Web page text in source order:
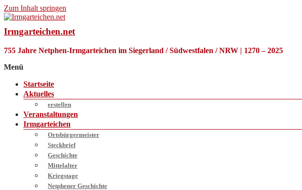
Zum Inhalt springen
Irmgarteichen.net
755 Jahre Netphen-Irmgarteichen im Siegerland / Südwestfalen / NRW | 1270 – 2025
Menü
Startseite
Aktuelles
erstellen
Veranstaltungen
Irmgarteichen
Ortsbürgermeister
Steckbrief
Geschichte
Mittelalter
Kriegstage
Netphener Geschichte